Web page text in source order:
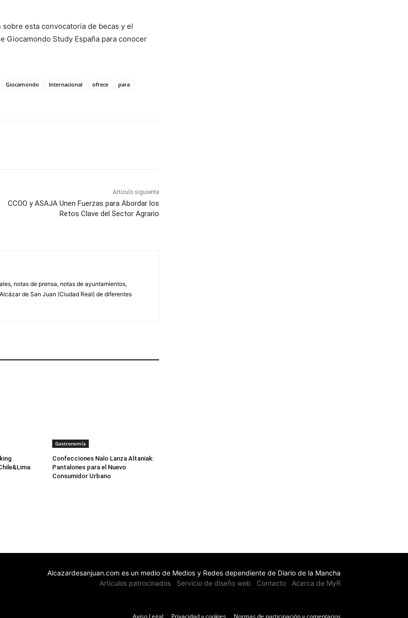
esta convocatoria de becas y el
Giocamondo Study España para conocer
Giocamondo Internacional ofrece
para
Artículo siguiente
CCOO y ASAJA Unen Fuerzas para Abordar los
Retos Clave del Sector Agrario
notas de prensa, notas de ayuntamientos,
de San Juan (Ciudad Real) de diferentes
Gastronomía
Confecciones Nalo Lanza Altaniak:
Pantalones para el Nuevo
Consumidor Urbano
Alcazardesanjuan.com es un medio de Medios y Redes dependiente de Diario de la Mancha
Artículos patrocinados
Servicio de diseño web Contacto Acerca de MyR